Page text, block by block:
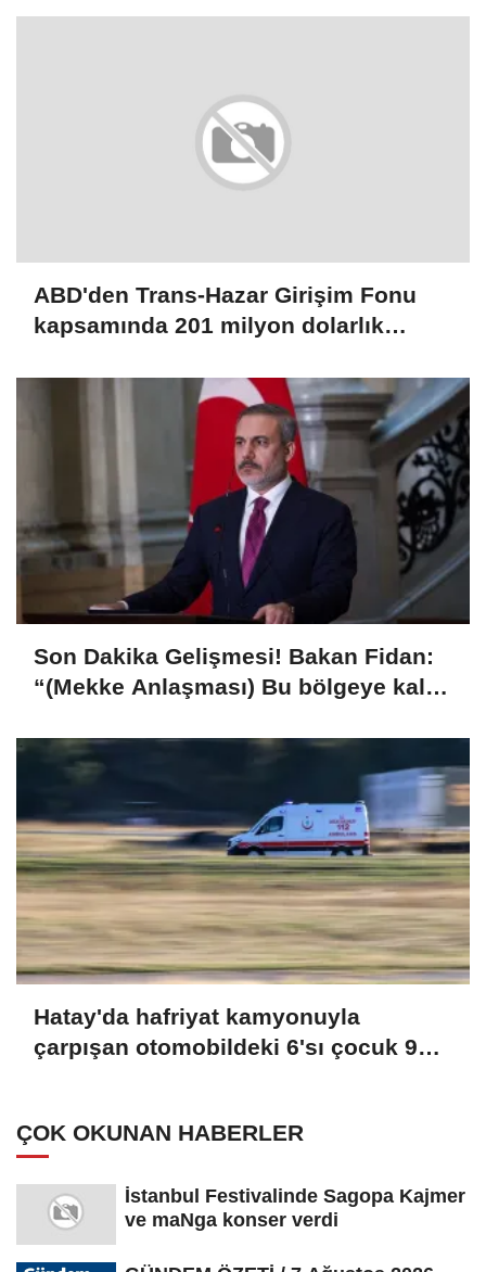
ABD'den Trans-Hazar Girişim Fonu
kapsamında 201 milyon dolarlık
Son Dakika Gelişmesi! Bakan Fidan:
“(Mekke Anlaşması) Bu bölgeye kalıcı
bölge, son yüz yıldır Osmanlının
çekilmesinden beri istikrarsızlıkla
anılan bir bölge”
Hatay'da hafriyat kamyonuyla
çarpışan otomobildeki 6'sı çocuk 9
ÇOK OKUNAN HABERLER
İstanbul Festivalinde Sagopa Kajmer
ve maNga konser verdi